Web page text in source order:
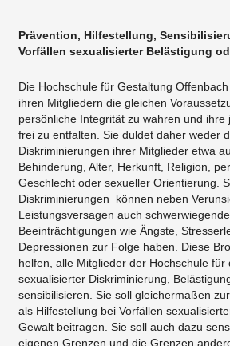
Prävention, Hilfestellung,
Vorfällen sexualisierter Belästigung
Die Hochschule für Gestaltung
ihren Mitgliedern die gleichen
persönliche Integrität zu wahren und ihre
frei zu entfalten. Sie duldet daher weder
Diskriminierungen ihrer Mitglieder etwa
Behinderung, Alter, Herkunft, Religion,
Geschlecht oder sexueller Orientierung.
Diskriminierungen können neben
Leistungsversagen auch
Beeinträchtigungen wie Ängste,
Depressionen zur Folge haben. Diese
helfen, alle Mitglieder der Hochschule für
sexualisierter Diskriminierung,
sensibilisieren. Sie soll gleichermaßen
als Hilfestellung bei Vorfällen
Gewalt beitragen. Sie soll auch dazu
eigenen Grenzen und die Grenzen